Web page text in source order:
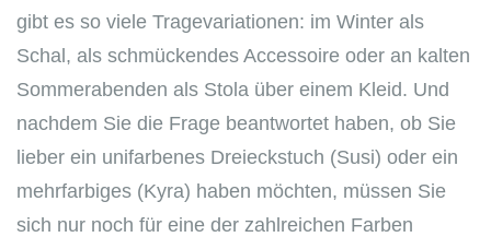
gibt es so viele Tragevariationen: im Winter als
Schal, als schmückendes Accessoire oder an kalten
Sommerabenden als Stola über einem Kleid. Und
nachdem Sie die Frage beantwortet haben, ob Sie
lieber ein unifarbenes Dreieckstuch (Susi) oder ein
mehrfarbiges (Kyra) haben möchten, müssen Sie
sich nur noch für eine der zahlreichen Farben